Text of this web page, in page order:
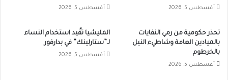
أغسطس 5, 2026 أغسطس 5, 2026
تحذر حكومية من رمي النفايات
بالميادين العامة وشاطيء النيل
بالخرطوم
أغسطس 5, 2026
المليشيا تقّيد استخدام النساء
لـ”ستارلينك” في بدارفور
أغسطس 5, 2026